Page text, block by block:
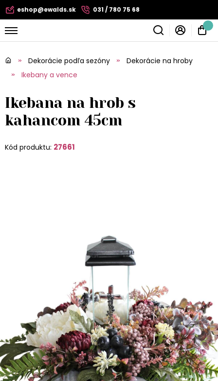
eshop@ewalds.sk 031 / 780 75 68
Dekorácie podľa sezóny
Dekorácie na hroby
Ikebany a vence
Ikebana na hrob s
kahancom 45cm
Kód produktu: 27661